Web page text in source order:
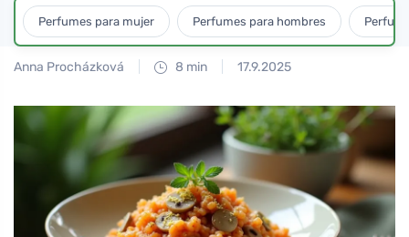
Perfumes para mujer Perfumes para hombres
Anna Procházková 8 min 17.9.2025